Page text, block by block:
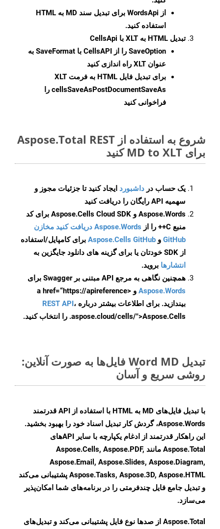
از WordsApi برای تبدیل سند MD به HTML
استفاده کنید.
تبدیل HTML به XLT با CellsApi
SaveOption
را از CellsAPI با SaveFormat به
عنوان XLT راه اندازی کنید
برای تبدیل فایل HTML به فرمت
XLT
cellsSaveAsPostDocumentSaveAs را
فراخوانی کنید
شروع به استفاده از Aspose.Total REST
برای MD to XLT کنید
یک حساب در داشبورد ایجاد کنید تا جزئیات مجوز و
سهمیه API رایگان را دریافت کنید
Aspose.Words و Aspose.Cells Cloud SDK برای کد
منبع C++ را از
Aspose.Words دریافت کنید مخازن
GitHub و Aspose.Cells GitHub برای کامپایل/استفاده
از SDK خودتان یا برای گزینه های دانلود جایگزین به
انتشارها بروید.
همچنین نگاهی به مرجع API مبتنی بر Swagger برای
Aspose.Words
و <a href=“https://apireference
بیندازید. برای اطلاعات بیشتر درباره REST API،
.aspose.cloud/cells/">Aspose.Cells را انتخاب کنید.
تبدیل Word MD فایل‌ها به صورت آنلاین:
روشی سریع و آسان
با تبدیل فایل‌های MD به HTML با استفاده از API قدرتمند
Aspose.Words، گردش کار تبدیل اسناد خود را بهبود بخشید.
این راهکار قدرتمند از ادغام یکپارچه با سایر APIهای
Aspose.Total مانند Aspose.Cells, Aspose.PDF,
Aspose.Email, Aspose.Slides, Aspose.Diagram,
Aspose.Tasks, Aspose.3D, Aspose.HTML پشتیبانی می‌کند
و تبدیل جامع فایل چندفرمتی را در برنامه‌های شما امکان‌پذیر
می‌سازد.
Aspose.Total از صدها نوع فایل پشتیبانی می‌کند و تبدیل‌های